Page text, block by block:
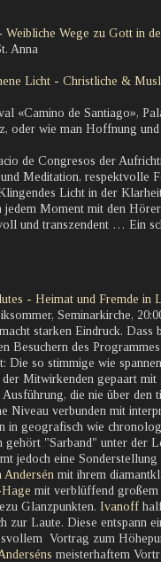
Weibliche Wege zu Gott in
Anna
Licht - Christliche &
«Camino de Santiago»,
oder wie man Hoffnung
de Congresos der
Meditation, respektvolle
Licht in der
jedem Moment mit den
und transzendent … Ein
- Heimat und Fremde
Seminarkirche,
starken Eindruck.
Besuchern des
Die so stimmige wie
Mitwirkenden gepaart
die nie über
Niveau verbunden mit
in geografisch wie
gehört "Sarband" unter der
jedoch eine
Andersén mit ihrem
mit verblüffend
Glanzpunkten. Ivanoff
zur Laute. Diese entspann
Vortrag zum
meisterhaftem